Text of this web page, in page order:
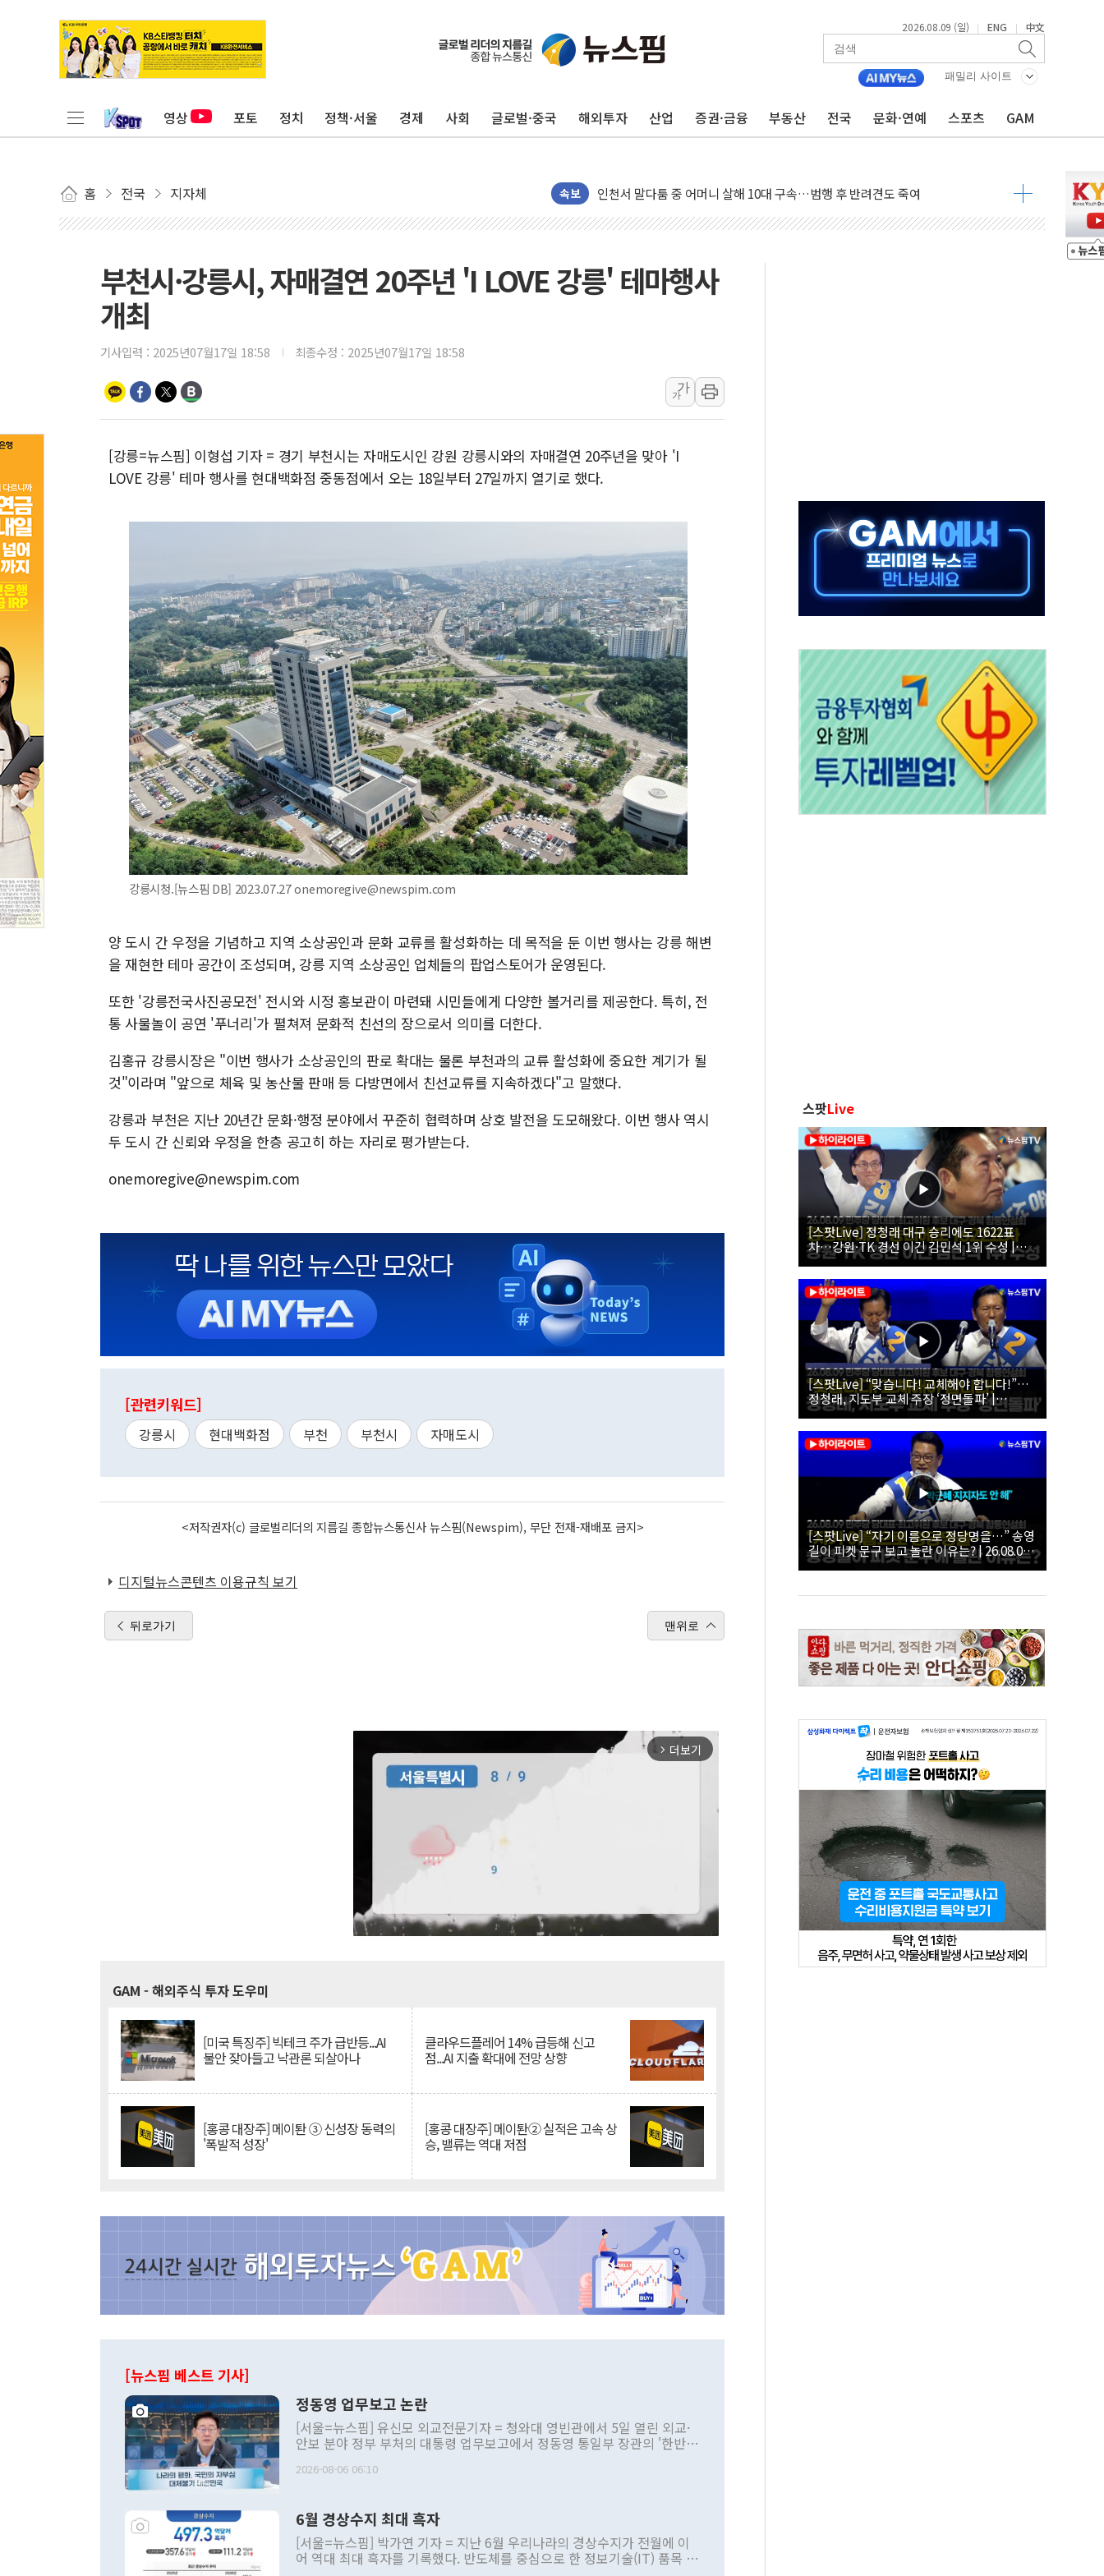
2026.08.09 (일) | ENG | 中文
패밀리 사이트
영상 포토 정치 정책·서울 경제 사회 글로벌·중국 해외투자 산업 증권·금융 부동산 전국 문화·연예 스포츠 GAM
홈 전국 지자체 속보
평택 진위면 공장서 질식사고 발생…작업자 1명 숨져
포항 블루밸리 국가산단에 '철강 AI융합실증센터' 들어선다
[종합] 김민석, 정청래에 누적 1.48%p 차 선두 유지...金 46.01% vs 鄭 44.53%
민주당 경북도당위원장에 오중기 당선...합산득표율 68.63%
김민석, 강원·대구·경북 경선서 정청래에 승리…金 48.54% vs 鄭 44.40%
[속보] 민주, 강원·대구·경북 경선 결과...김민석 48.54% 정청래 44.40%
[속보] 민주, 대구 경선 결과 발표...정청래 47.82% 김민석 46.35% 송영길 5.83%
[속보] 민주, 강원 경선 결과 발표...김민석 50.30% 정청래 41.94% 송영길 7.76%
인천시 광복절 현수막 '태극기 거꾸로' 논란…이틀만에 철거
병무청, 보충역 전면 손질… 예술·체육요원 최대 33% 감축
윤준병·이해민 의원, '정부 특사'로 콜롬비아 대통령 취임식 참석
'호우·산사태 주의보' 울진 시간당 30mm 강한 비...호우 피해 없어
여야, 황희 '버스 하우스' 공방…野 "청년 우롱 기괴" vs 與 "송구한 해프닝"
부천시·강릉시, 자매결연 20주년 'I LOVE 강릉' 테마행사
개최
기사입력 : 2025년07월17일 18:58 최종수정 : 2025년07월17일 18:58
가
가
[강릉=뉴스핌] 이형섭 기자 = 경기 부천시는 자매도시인 강원 강릉시와의 자매결연 20주년을 맞아 'I
LOVE 강릉' 테마 행사를 현대백화점 중동점에서 오는 18일부터 27일까지 열기로 했다.
강릉시청.[뉴스핌 DB] 2023.07.27 onemoregive@newspim.com
양 도시 간 우정을 기념하고 지역 소상공인과 문화 교류를 활성화하는 데 목적을 둔 이번 행사는 강릉 해변
을 재현한 테마 공간이 조성되며, 강릉 지역 소상공인 업체들의 팝업스토어가 운영된다.
또한 '강릉전국사진공모전' 전시와 시정 홍보관이 마련돼 시민들에게 다양한 볼거리를 제공한다. 특히, 전
통 사물놀이 공연 '푸너리'가 펼쳐져 문화적 친선의 장으로서 의미를 더한다.
김홍규 강릉시장은 "이번 행사가 소상공인의 판로 확대는 물론 부천과의 교류 활성화에 중요한 계기가 될
것"이라며 "앞으로 체육 및 농산물 판매 등 다방면에서 친선교류를 지속하겠다"고 말했다.
강릉과 부천은 지난 20년간 문화·행정 분야에서 꾸준히 협력하며 상호 발전을 도모해왔다. 이번 행사 역시
두 도시 간 신뢰와 우정을 한층 공고히 하는 자리로 평가받는다.
onemoregive@newspim.com
[관련키워드]
강릉시 현대백화점 부천 부천시 자매도시
<저작권자(c) 글로벌리더의 지름길 종합뉴스통신사 뉴스핌(Newspim), 무단 전재-재배포 금지>
디지털뉴스콘텐츠 이용규칙 보기
뒤로가기 맨위로
arrow_forward_ios 더보기
GAM - 해외주식 투자 도우미
[미국 특징주] 빅테크 주가 급반등...AI
불안 잦아들고 낙관론 되살아나
클라우드플레어 14% 급등해 신고
점...AI 지출 확대에 전망 상향
[홍콩 대장주] 메이퇀 ③ 신성장 동력의
'폭발적 성장'
[홍콩 대장주] 메이퇀② 실적은 고속 상
승, 밸류는 역대 저점
[뉴스핌 베스트 기사]
정동영 업무보고 논란
[서울=뉴스핌] 유신모 외교전문기자 = 청와대 영빈관에서 5일 열린 외교·
안보 분야 정부 부처의 대통령 업무보고에서 정동영 통일부 장관의 '한반도
발언 중에는 정부 내 조율을 거치지 않은 사안을 정책으로 추진하겠다고 공
주의적 희망에 근거한 비현실적 구상'이라는 비판을 내놨다. 그동안 정 장
관의 대북 정책 관련 발언이 물의를 빚은 적은 여러 번 있지만 대통령과 유
관 부처 장관이 공개적으로 부정적 입장을 표명한 것은 이례적이다. 정 장
관의 무리한 대북 접근법과 월권을 제어해야 한다는 목소리도 높아지고 있
2026-08-06 06:10
6월 경상수지 최대 흑자
[서울=뉴스핌] 박가연 기자 = 지난 6월 우리나라의 경상수지가 전월에 이
어 역대 최대 흑자를 기록했다. 반도체를 중심으로 한 정보기술(IT) 품목 수
스팟Live
[스팟Live] 정청래 대구 승리에도 1622표
차…강원·TK 경선 이긴 김민석 1위 수성 |
26.08.09 더불어민주당 당대표·최고위원 후
보 대구·경북 합동연설회
[스팟Live] “맞습니다! 교체해야 합니다!”…
정청래, 지도부 교체 주장 ‘정면돌파’ |
26.08.09 더불어민주당 당대표·최고위원 후
보 대구·경북 합동연설회
[스팟Live] “자기 이름으로 정당명을…” 송영
길이 피켓 문구 보고 놀란 이유는? | 26.08.09
더불어민주당 당대표·최고위원 후보 대구·경